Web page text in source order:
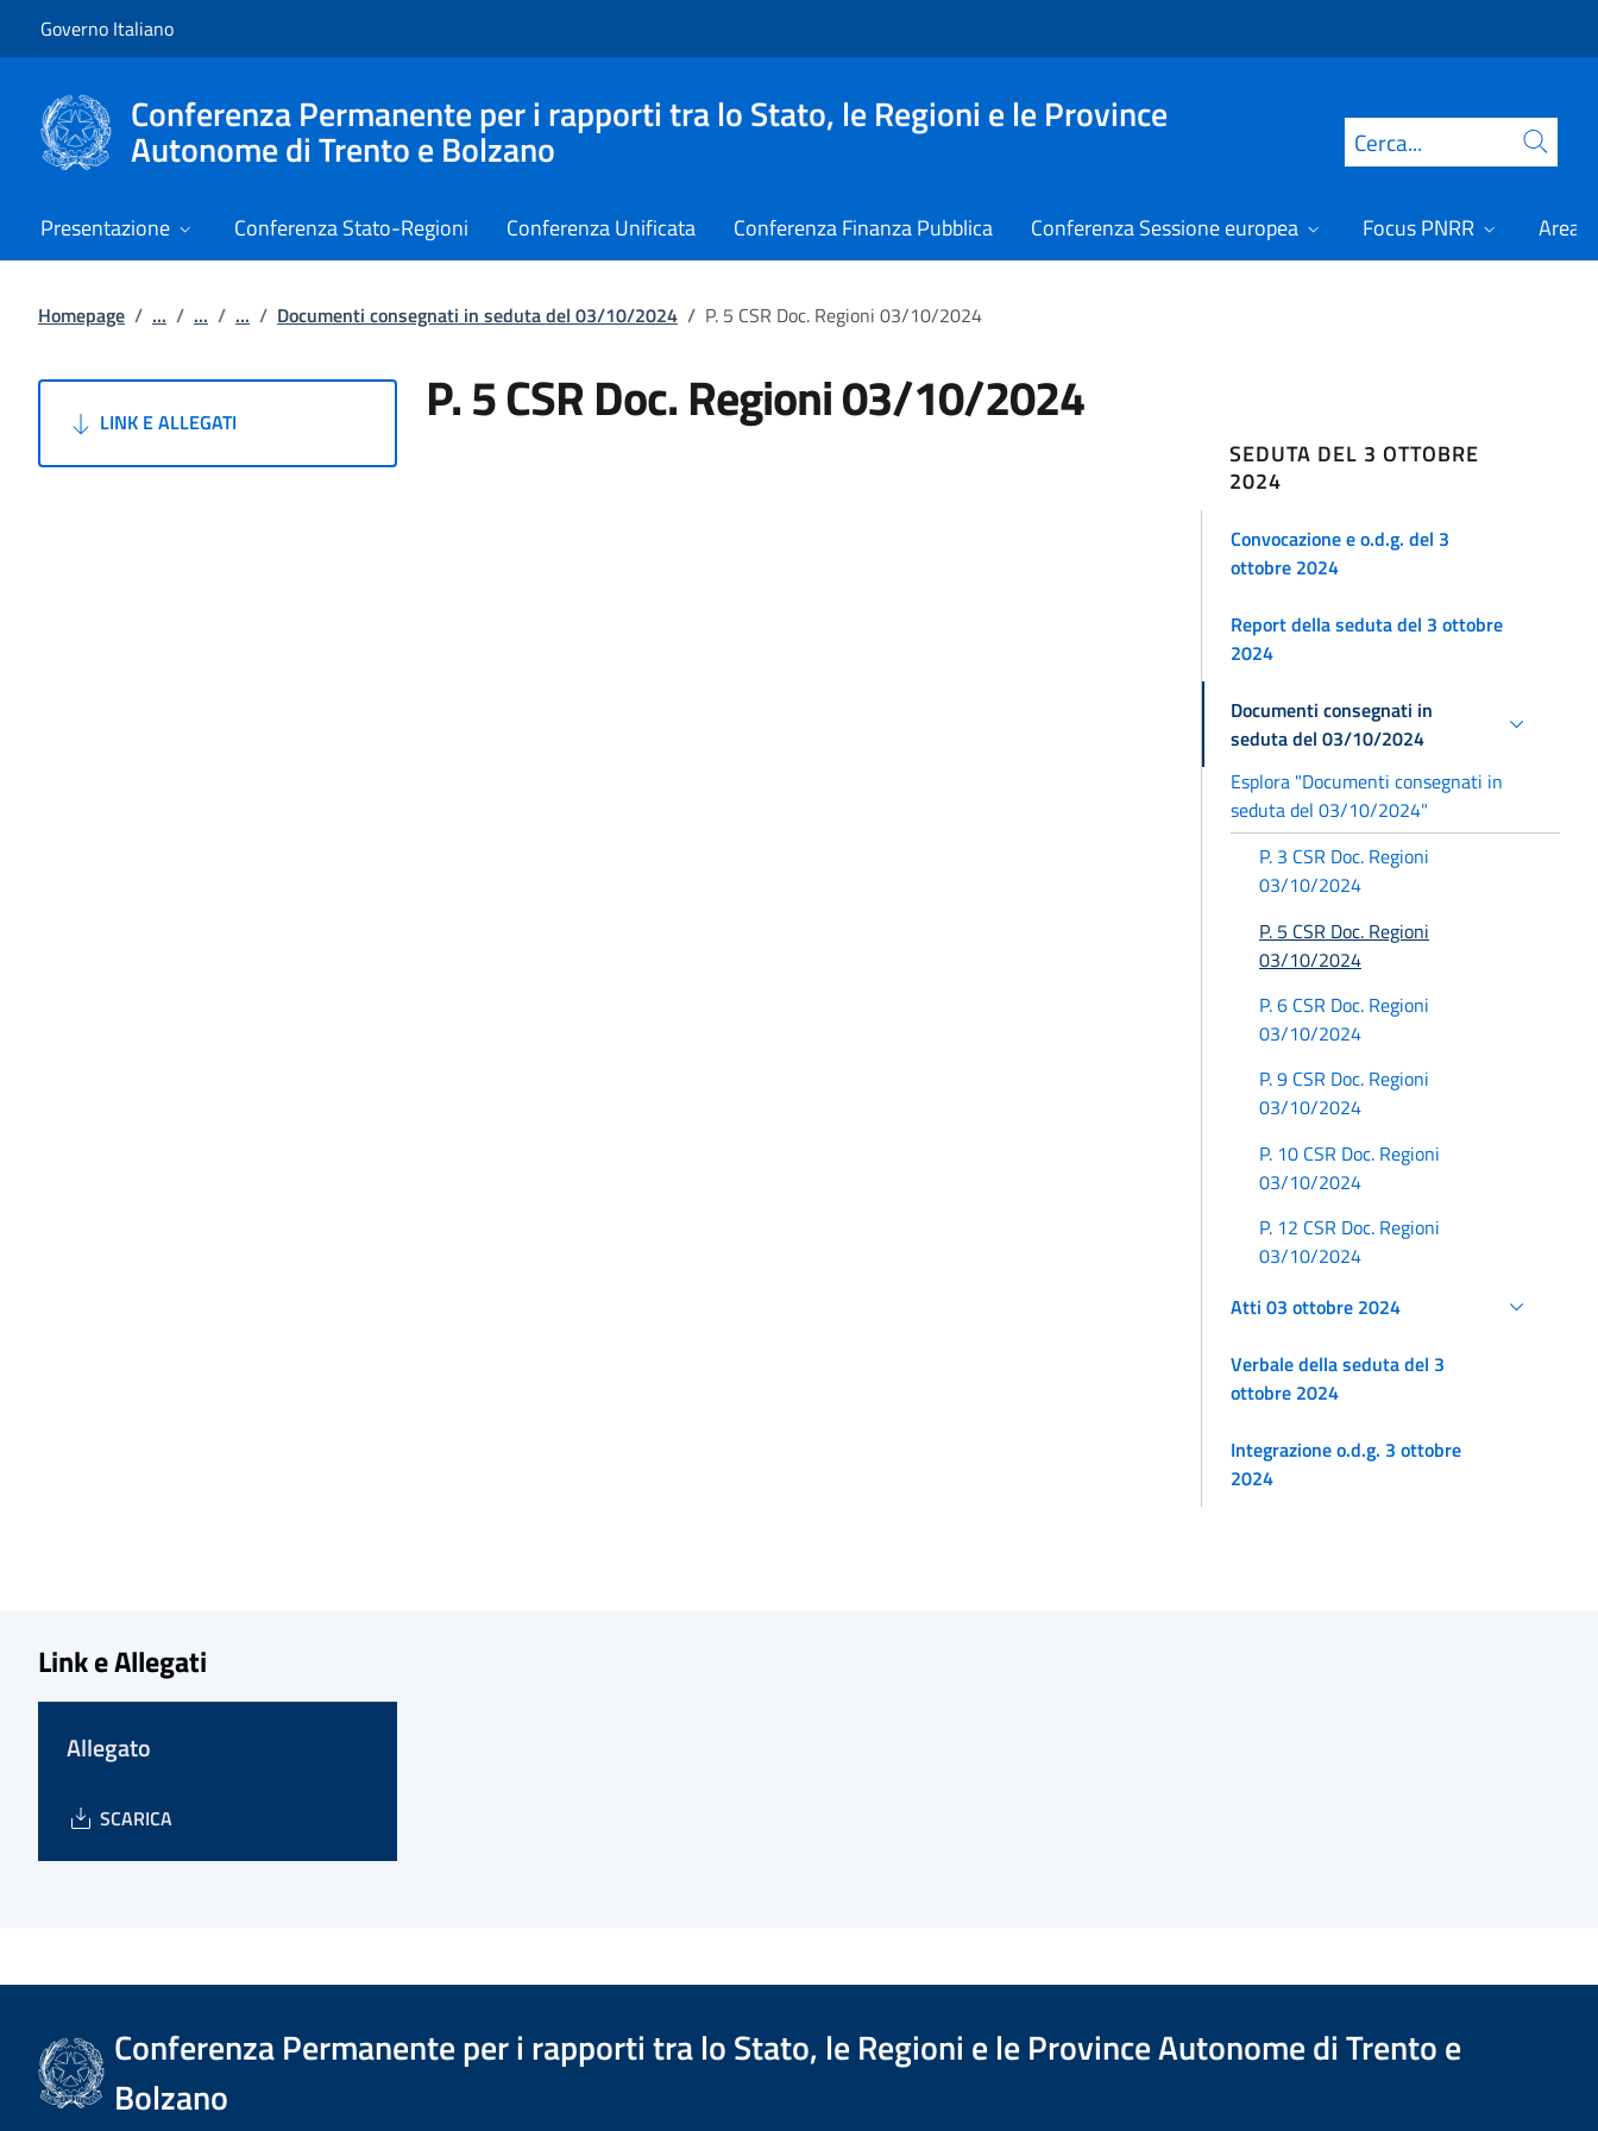
Governo Italiano
Conferenza Permanente per i rapporti tra lo Stato, le Regioni e le Province
Autonome di Trento e Bolzano Cerca
Presentazione Conferenza Stato-Regioni Conferenza Unificata Conferenza Finanza Pubblica Conferenza Sessione europea Focus PNRR Area
Homepage / ... / ... / ... / Documenti consegnati in seduta del 03/10/2024 / P. 5 CSR Doc. Regioni 03/10/2024
LINK E ALLEGATI P. 5 CSR Doc. Regioni 03/10/2024
SEDUTA DEL 3 OTTOBRE
2024
Convocazione e o.d.g. del 3
ottobre 2024
Report della seduta del 3 ottobre
2024
Documenti consegnati in
seduta del 03/10/2024
Esplora "Documenti consegnati in
seduta del 03/10/2024"
P. 3 CSR Doc. Regioni
03/10/2024
P. 5 CSR Doc. Regioni
03/10/2024
P. 6 CSR Doc. Regioni
03/10/2024
P. 9 CSR Doc. Regioni
03/10/2024
P. 10 CSR Doc. Regioni
03/10/2024
P. 12 CSR Doc. Regioni
03/10/2024
Atti 03 ottobre 2024
Verbale della seduta del 3
ottobre 2024
Integrazione o.d.g. 3 ottobre
2024
Link e Allegati
Allegato
SCARICA
Conferenza Permanente per i rapporti tra lo Stato, le Regioni e le Province Autonome di Trento e
Bolzano